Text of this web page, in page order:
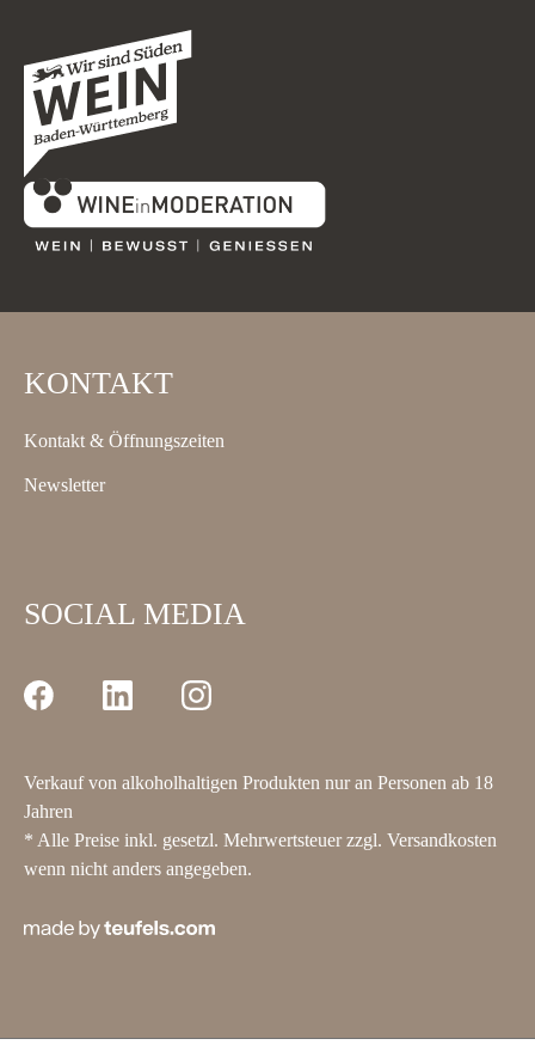
KONTAKT
Kontakt & Öffnungszeiten
Newsletter
SOCIAL MEDIA
Verkauf von alkoholhaltigen Produkten nur an Personen ab 18
Jahren
* Alle Preise inkl. gesetzl. Mehrwertsteuer zzgl. Versandkosten
wenn nicht anders angegeben.